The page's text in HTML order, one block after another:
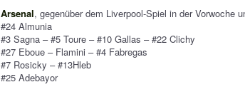
Arsenal, gegenüber dem Liverpool-Spiel in der Vorwoche
#24 Almunia
#3 Sagna – #5 Toure – #10 Gallas – #22 Clichy
#27 Eboue – Flamini – #4 Fabregas
#7 Rosicky – #13Hleb
#25 Adebayor